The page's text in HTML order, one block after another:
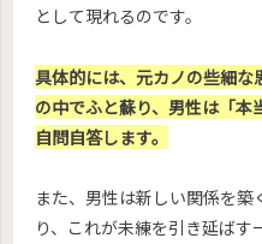
として現れるのです。
具体的には、元カノの些細
の中でふと蘇り、男性は「
自問自答します。
また、男性は新しい関係を
り、これが未練を引き延ばす